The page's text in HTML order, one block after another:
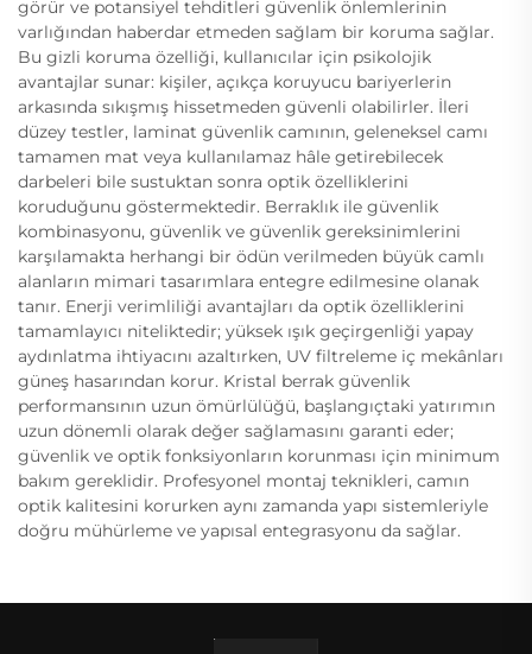
görür ve potansiyel tehditleri güvenlik önlemlerinin
varlığından haberdar etmeden sağlam bir koruma sağlar.
Bu gizli koruma özelliği, kullanıcılar için psikolojik
avantajlar sunar: kişiler, açıkça koruyucu bariyerlerin
arkasında sıkışmış hissetmeden güvenli olabilirler. İleri
düzey testler, laminat güvenlik camının, geleneksel camı
tamamen mat veya kullanılamaz hâle getirebilecek
darbeleri bile sustuktan sonra optik özelliklerini
koruduğunu göstermektedir. Berraklık ile güvenlik
kombinasyonu, güvenlik ve güvenlik gereksinimlerini
karşılamakta herhangi bir ödün verilmeden büyük camlı
alanların mimari tasarımlara entegre edilmesine olanak
tanır. Enerji verimliliği avantajları da optik özelliklerini
tamamlayıcı niteliktedir; yüksek ışık geçirgenliği yapay
aydınlatma ihtiyacını azaltırken, UV filtreleme iç mekânları
güneş hasarından korur. Kristal berrak güvenlik
performansının uzun ömürlülüğü, başlangıçtaki yatırımın
uzun dönemli olarak değer sağlamasını garanti eder;
güvenlik ve optik fonksiyonların korunması için minimum
bakım gereklidir. Profesyonel montaj teknikleri, camın
optik kalitesini korurken aynı zamanda yapı sistemleriyle
doğru mühürleme ve yapısal entegrasyonu da sağlar.